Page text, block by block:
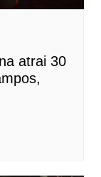
atrai 30